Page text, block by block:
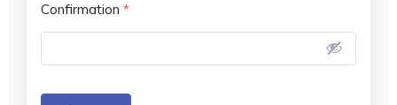
Confirmation *